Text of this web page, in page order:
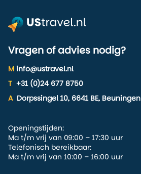
Vragen of advies nodig?
M info@ustravel.nl
T +31 (0)24 677 8750
A Dorpssingel 10, 6641 BE, Beuningen
Openingstijden:
Ma t/m vrij van 09:00 – 17:30 uur
Telefonisch bereikbaar:
Ma t/m vrij van 10:00 – 16:00 uur